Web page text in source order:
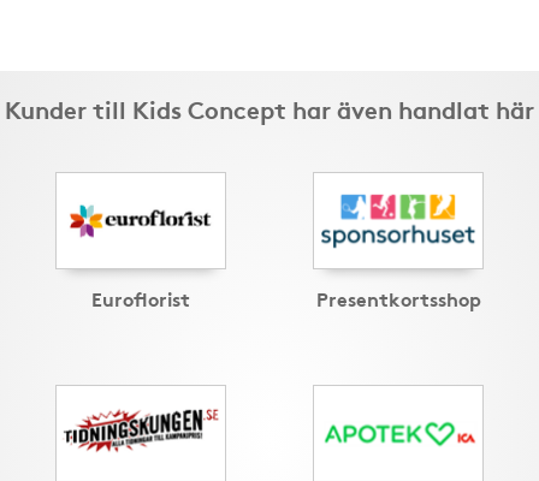
Kunder till Kids Concept har även handlat här
Euroflorist Presentkortsshop